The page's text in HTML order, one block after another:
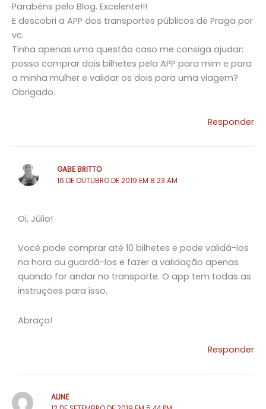
Parabéns pelo Blog. Excelente!!!
E descobri a APP dos transportes públicos de Praga por
vc.
Tinha apenas uma questão caso me consiga ajudar:
posso comprar dois bilhetes pela APP para mim e para
a minha mulher e validar os dois para uma viagem?
Obrigado.
Responder
GABE BRITTO
16 DE OUTUBRO DE 2019 EM 8:23 AM
Oi, Júlio!
Você pode comprar até 10 bilhetes e pode validá-los
na hora ou guardá-los e fazer a validação apenas
quando for andar no transporte. O app tem todas as
instruções para isso.
Abraço!
Responder
ALINE